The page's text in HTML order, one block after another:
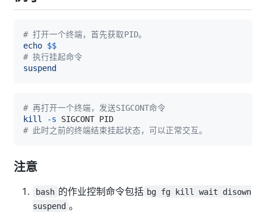
# 打开一个终端，首先获取PID。
echo $$
# 执行挂起命令
suspend
# 再打开一个终端，发送SIGCONT命令
kill
-s
# 此时之前的终端结束挂起状态，可以正常交互。
注意
bash 的作业控制命令包括 bg fg kill wait disown
suspend 。